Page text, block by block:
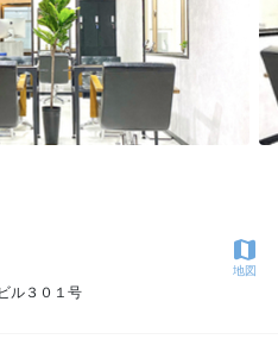
ル３０１号
地図